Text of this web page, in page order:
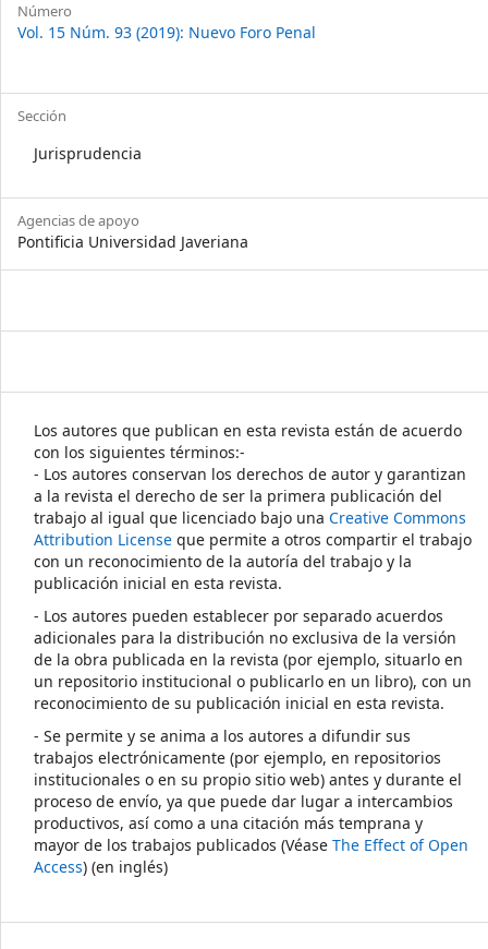
Número
Vol. 15 Núm. 93 (2019): Nuevo Foro Penal
Sección
Jurisprudencia
Agencias de apoyo
Pontificia Universidad Javeriana
Los autores que publican en esta revista están de acuerdo
con los siguientes términos:-
- Los autores conservan los derechos de autor y garantizan
a la revista el derecho de ser la primera publicación del
trabajo al igual que licenciado bajo una Creative Commons
Attribution License que permite a otros compartir el trabajo
con un reconocimiento de la autoría del trabajo y la
publicación inicial en esta revista.
- Los autores pueden establecer por separado acuerdos
adicionales para la distribución no exclusiva de la versión
de la obra publicada en la revista (por ejemplo, situarlo en
un repositorio institucional o publicarlo en un libro), con un
reconocimiento de su publicación inicial en esta revista.
- Se permite y se anima a los autores a difundir sus
trabajos electrónicamente (por ejemplo, en repositorios
institucionales o en su propio sitio web) antes y durante el
proceso de envío, ya que puede dar lugar a intercambios
productivos, así como a una citación más temprana y
mayor de los trabajos publicados (Véase The Effect of Open
Access) (en inglés)